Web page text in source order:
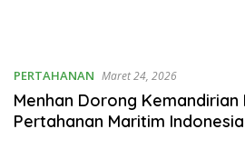
PERTAHANAN Maret 24, 2026
Menhan Dorong Kemandirian
Pertahanan Maritim Indonesia